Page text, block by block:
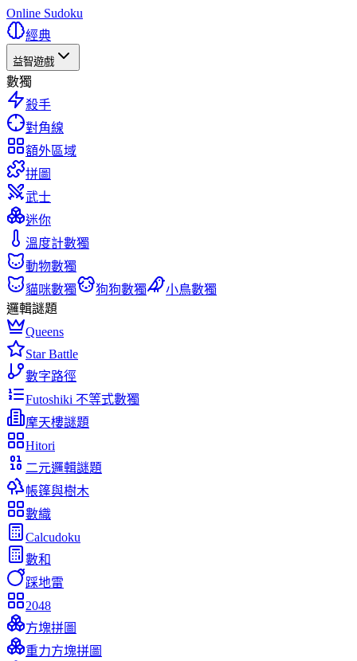
Online Sudoku
經典
益智遊戲
數獨
殺手
對角線
額外區域
拼圖
武士
迷你
溫度計數獨
動物數獨
貓咪數獨
狗狗數獨
小鳥數獨
邏輯謎題
Queens
Star Battle
數字路徑
Futoshiki 不等式數獨
摩天樓謎題
Hitori
二元邏輯謎題
帳篷與樹木
數織
Calcudoku
數和
踩地雷
2048
方塊拼圖
重力方塊拼圖